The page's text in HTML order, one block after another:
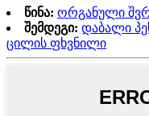
წინა: ორგანული
შემდეგი: დაბალი
ცილის ფხვნილი